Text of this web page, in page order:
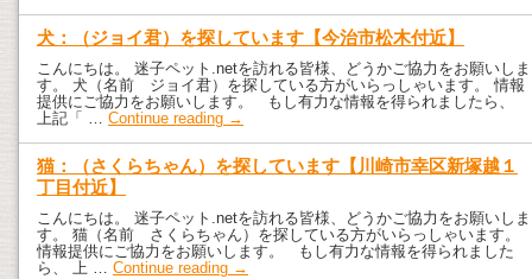
犬：（ジョイ君）を探しています【今治市松木付近】
こんにちは。 迷子ペット.netを訪れる皆様、どうかご協力をお願いしま
す。 犬（名前 ジョイ君）を探している方がいらっしゃいます。 情報
提供にご協力をお願いします。 もし有力な情報を得られましたら、
上記「 … Continue reading →
猫：（さくらちゃん）を探しています【川崎市幸区新塚越１
丁目付近】
こんにちは。 迷子ペット.netを訪れる皆様、どうかご協力をお願いしま
す。 猫（名前 さくらちゃん）を探している方がいらっしゃいます。
情報提供にご協力をお願いします。 もし有力な情報を得られました
ら、 上 … Continue reading →